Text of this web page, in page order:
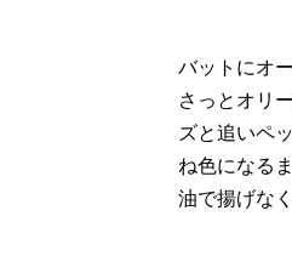
バットにオ
さっとオリ
ズと追いペ
ね色になる
油で揚げな